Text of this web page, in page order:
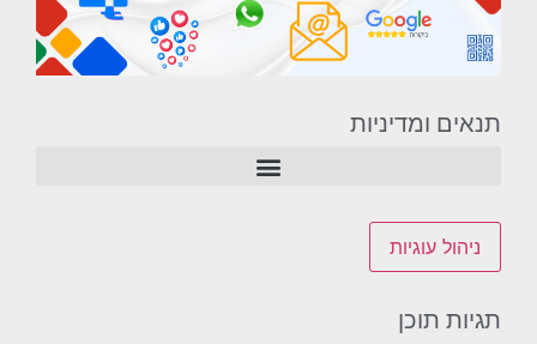
תנאים ומדיניות
ניהול עוגיות
תגיות תוכן